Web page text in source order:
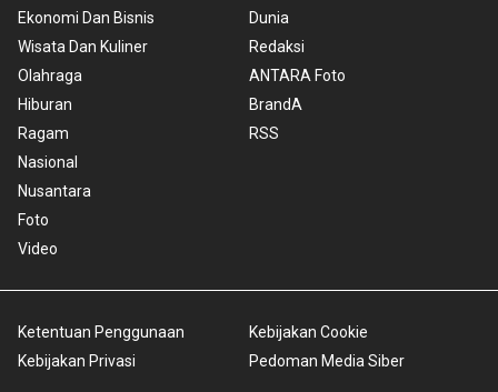
Ekonomi Dan Bisnis
Wisata Dan Kuliner
Olahraga
Hiburan
Ragam
Nasional
Nusantara
Foto
Video
Dunia
Redaksi
ANTARA Foto
BrandA
RSS
Ketentuan Penggunaan
Kebijakan Privasi
Kebijakan Cookie
Pedoman Media Siber